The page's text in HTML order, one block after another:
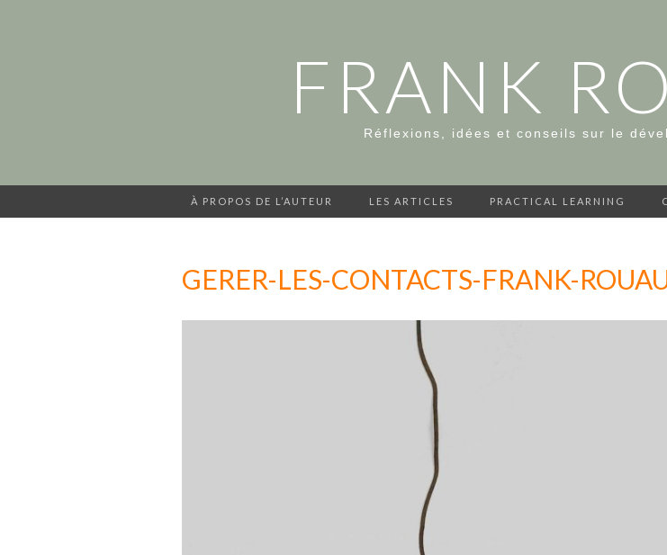
FRANK
Réflexions, idées et conseils sur le
À PROPOS DE L’AUTEUR LES ARTICLES PRACTICAL LEARNING
GERER-LES-CONTACTS-FRANK-